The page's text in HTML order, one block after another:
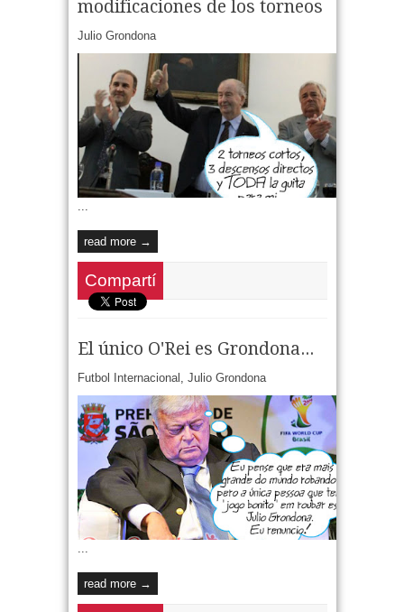
modificaciones de los torneos
Julio Grondona
...
read more →
Compartí
El único O'Rei es Grondona...
Futbol Internacional , Julio Grondona
...
read more →